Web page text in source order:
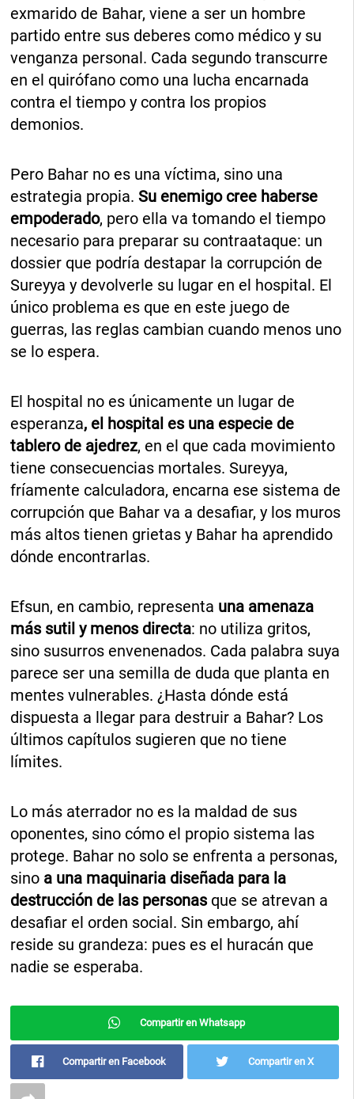
exmarido de Bahar, viene a ser un hombre
partido entre sus deberes como médico y su
venganza personal. Cada segundo transcurre
en el quirófano como una lucha encarnada
contra el tiempo y contra los propios
demonios.
Pero Bahar no es una víctima, sino una
estrategia propia. Su enemigo cree haberse
empoderado, pero ella va tomando el tiempo
necesario para preparar su contraataque: un
dossier que podría destapar la corrupción de
Sureyya y devolverle su lugar en el hospital. El
único problema es que en este juego de
guerras, las reglas cambian cuando menos uno
se lo espera.
El hospital no es únicamente un lugar de
esperanza, el hospital es una especie de
tablero de ajedrez, en el que cada movimiento
tiene consecuencias mortales. Sureyya,
fríamente calculadora, encarna ese sistema de
corrupción que Bahar va a desafiar, y los muros
más altos tienen grietas y Bahar ha aprendido
dónde encontrarlas.
Efsun, en cambio, representa una amenaza
más sutil y menos directa: no utiliza gritos,
sino susurros envenenados. Cada palabra suya
parece ser una semilla de duda que planta en
mentes vulnerables. ¿Hasta dónde está
dispuesta a llegar para destruir a Bahar? Los
últimos capítulos sugieren que no tiene
límites.
Lo más aterrador no es la maldad de sus
oponentes, sino cómo el propio sistema las
protege. Bahar no solo se enfrenta a personas,
sino a una maquinaria diseñada para la
destrucción de las personasque se atrevan a
desafiar el orden social. Sin embargo, ahí
reside su grandeza: pues es el huracán que
nadie se esperaba.
Compartir en Whatsapp
Compartir en Facebook Compartir en X